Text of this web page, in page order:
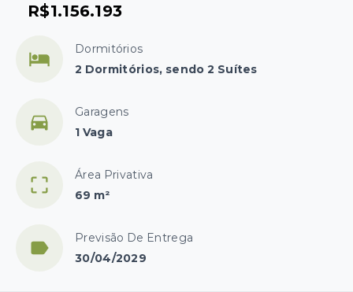
R$1.156.193
Dormitórios
2 Dormitórios, sendo 2 Suítes
Garagens
1 Vaga
Área Privativa
69 m²
Previsão De Entrega
30/04/2029